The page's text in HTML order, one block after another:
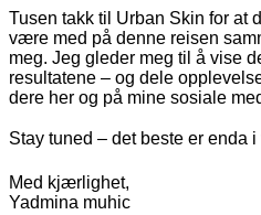
Tusen takk til Urban Skin for at
være med på denne reisen
meg. Jeg gleder meg til å vise
resultatene – og dele
dere her og på mine sosiale
Stay tuned – det beste er enda
Med kjærlighet,
Yadmina muhic